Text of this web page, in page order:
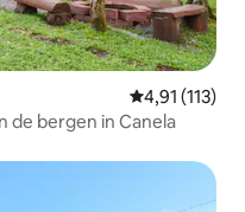
Gemiddelde
4,91 (113)
de bergen in Canela